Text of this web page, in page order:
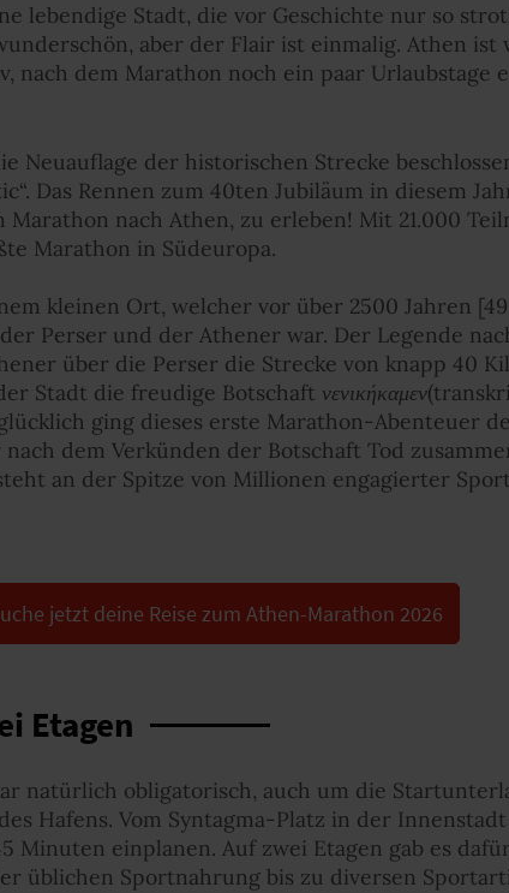
lebendige Stadt, die vor Geschichte nur so
aber der Flair ist einmalig. Athen ist
nach dem Marathon noch ein paar Urlaubstage
Neuauflage der historischen Strecke
Das Rennen zum 40ten Jubiläum in diesem
Marathon nach Athen, zu erleben! Mit 21.000
Marathon in Südeuropa.
kleinen Ort, welcher vor über 2500 Jahren
Perser und der Athener war. Der Legende
über die Perser die Strecke von knapp 40
Stadt die freudige Botschaft νενικήκαμεν
ging dieses erste Marathon-Abenteuer
dem Verkünden der Botschaft Tod
an der Spitze von Millionen engagierter
jetzt deine Reise zum Athen-Marathon 2026
Etagen
natürlich obligatorisch, auch um die
Hafens. Vom Syntagma-Platz in der
Minuten einplanen. Auf zwei Etagen gab es
üblichen Sportnahrung bis zu diversen